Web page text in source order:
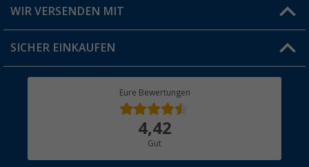
Jobs & Karriere
Versandinformationen
Rücksendung
WIR VERSENDEN MIT
SICHER EINKAUFEN
Eure Bewertungen
4,42
Gut